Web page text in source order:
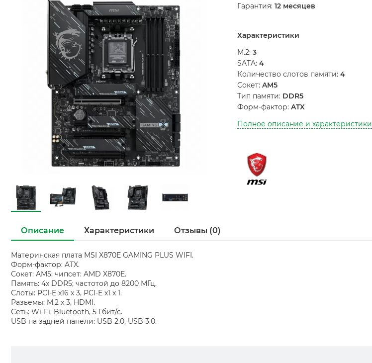
Гарантия: 12 месяцев
Характеристики
M.2: 3
SATA: 4
Количество слотов памяти: 4
Сокет: AM5
Тип памяти: DDR5
Форм-фактор: ATX
Полное описание и характеристики
Описание Характеристики Отзывы (0)
Материнская плата MSI X870E GAMING PLUS WIFI.
Форм-фактор: ATX.
Сокет: AM5; чипсет: AMD X870E.
Память: 4x DDR5; частотой до 8200 МГц.
Слоты: PCI-E x16 x 3, PCI-E x1 x 1.
Разъемы: M.2 x 3, HDMI.
Сеть: Wi-Fi, Bluetooth, 5 Гбит/с.
USB на задней панели: USB 2.0, USB 3.0.